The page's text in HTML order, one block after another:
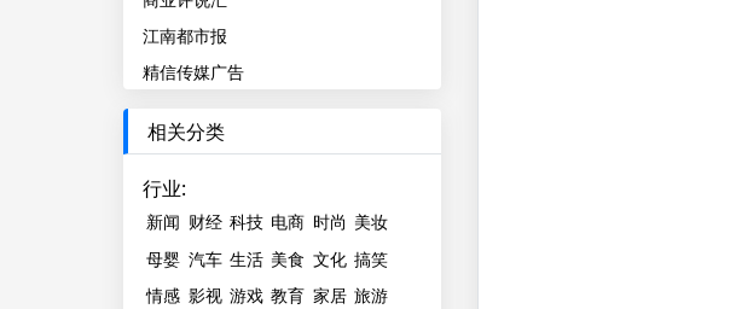
江南都市报
精信传媒广告
相关分类
行业:
新闻 财经 科技 电商 时尚 美妆
母婴 汽车 生活 美食 文化 搞笑
情感 影视 游戏 教育 家居 旅游